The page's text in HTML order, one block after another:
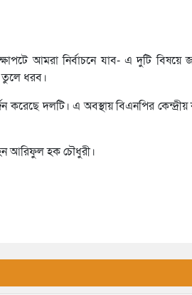
আমরা নির্বাচনে যাব- এ দুটি বিষয়ে
তুলে ধরব।
করেছে দলটি। এ অবস্থায় বিএনপির
হন আরিফুল হক চৌধুরী।